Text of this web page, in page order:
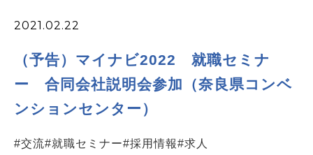
2021.02.22
（予告）マイナビ2022 就職セミナ
ー 合同会社説明会参加（奈良県コンベ
ンションセンター）
#交流#就職セミナー#採用情報#求人